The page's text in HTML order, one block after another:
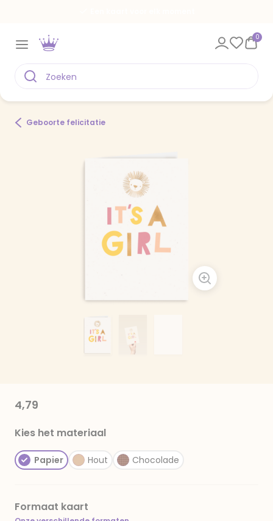
0
Geboorte felicitatie
4,79
Kies het materiaal
Papier Hout Chocolade
Formaat kaart